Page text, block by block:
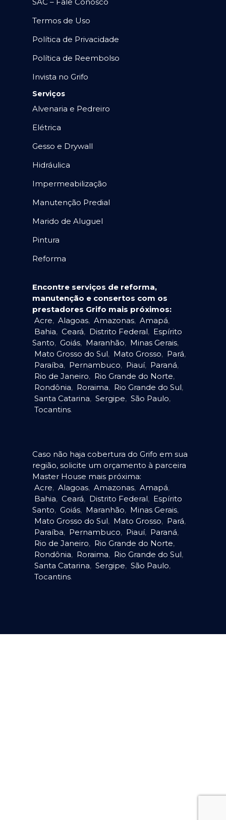
Termos de Uso
Política de Privacidade
Política de Reembolso
Invista no Grifo
Serviços
Alvenaria e Pedreiro
Elétrica
Gesso e Drywall
Hidráulica
Impermeabilização
Manutenção Predial
Marido de Aluguel
Pintura
Reforma
Encontre serviços de reforma,
manutenção e consertos com os
prestadores Grifo mais próximos:
Acre, Alagoas, Amazonas, Amapá,
Bahia, Ceará, Distrito Federal, Espírito
Santo, Goiás, Maranhão, Minas Gerais,
Mato Grosso do Sul, Mato Grosso, Pará,
Paraíba, Pernambuco, Piauí, Paraná,
Rio de Janeiro, Rio Grande do Norte,
Rondônia, Roraima, Rio Grande do Sul,
Santa Catarina, Sergipe, São Paulo,
Tocantins.
Caso não haja cobertura do Grifo em sua
região, solicite um orçamento à parceira
Master House mais próxima:
Acre, Alagoas, Amazonas, Amapá,
Bahia, Ceará, Distrito Federal, Espírito
Santo, Goiás, Maranhão, Minas Gerais,
Mato Grosso do Sul, Mato Grosso, Pará,
Paraíba, Pernambuco, Piauí, Paraná,
Rio de Janeiro, Rio Grande do Norte,
Rondônia, Roraima, Rio Grande do Sul,
Santa Catarina, Sergipe, São Paulo,
Tocantins.